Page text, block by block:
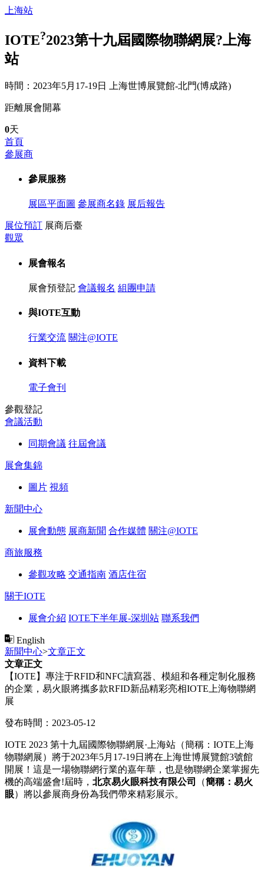
上海站
IOTE?2023第十九屆國際物聯網展?上海
站
時間：2023年5月17-19日 上海世博展覽館-北門(博成路)
距離展會開幕
0天
首頁
參展商
參展服務
展區平面圖 參展商名錄 展后報告
展位預訂 展商后臺
觀眾
展會報名
展會預登記 會議報名 組團申請
與IOTE互動
行業交流 關注@IOTE
資料下載
電子會刊
參觀登記
會議活動
同期會議 往屆會議
展會集錦
圖片 視頻
新聞中心
展會動態 展商新聞 合作媒體 關注@IOTE
商旅服務
參觀攻略 交通指南 酒店住宿
關于IOTE
展會介紹 IOTE下半年展-深圳站 聯系我們
English
新聞中心>文章正文
文章正文
【IOTE】專注于RFID和NFC讀寫器、模組和各種定制化服務
的企業，易火眼將攜多款RFID新品精彩亮相IOTE上海物聯網
展
發布時間：2023-05-12
IOTE 2023 第十九屆國際物聯網展·上海站（簡稱：IOTE上海
物聯網展）將于2023年5月17-19日將在上海世博展覽館3號館
開展！這是一場物聯網行業的嘉年華，也是物聯網企業掌握先
機的高端盛會!屆時， 北京易火眼科技有限公司 （簡稱：易火
眼）將以參展商身份為我們帶來精彩展示。